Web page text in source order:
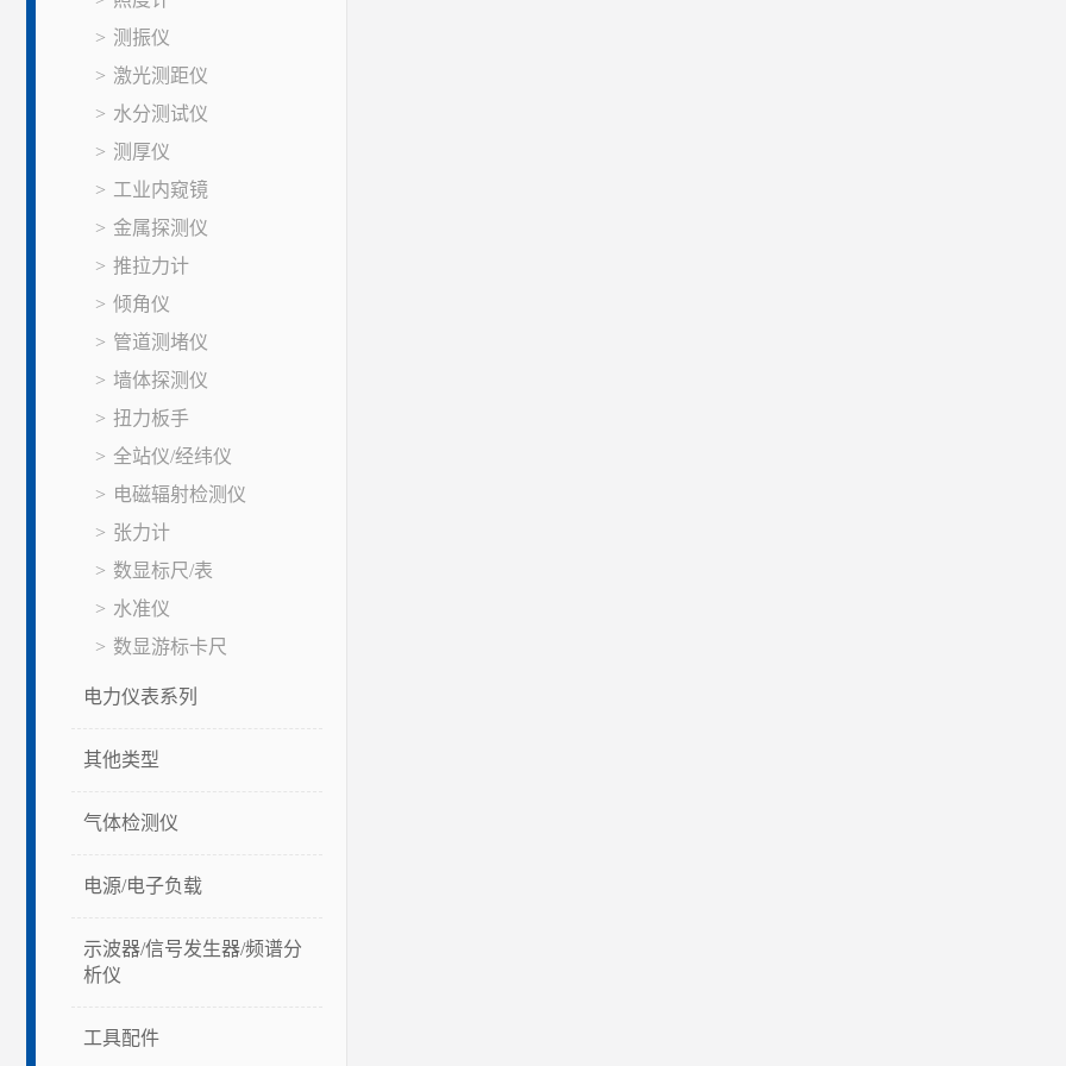
测振仪
激光测距仪
水分测试仪
测厚仪
工业内窥镜
金属探测仪
推拉力计
倾角仪
管道测堵仪
墙体探测仪
扭力板手
全站仪/经纬仪
电磁辐射检测仪
张力计
数显标尺/表
水准仪
数显游标卡尺
电力仪表系列
其他类型
气体检测仪
电源/电子负载
示波器/信号发生器/频谱分
析仪
工具配件